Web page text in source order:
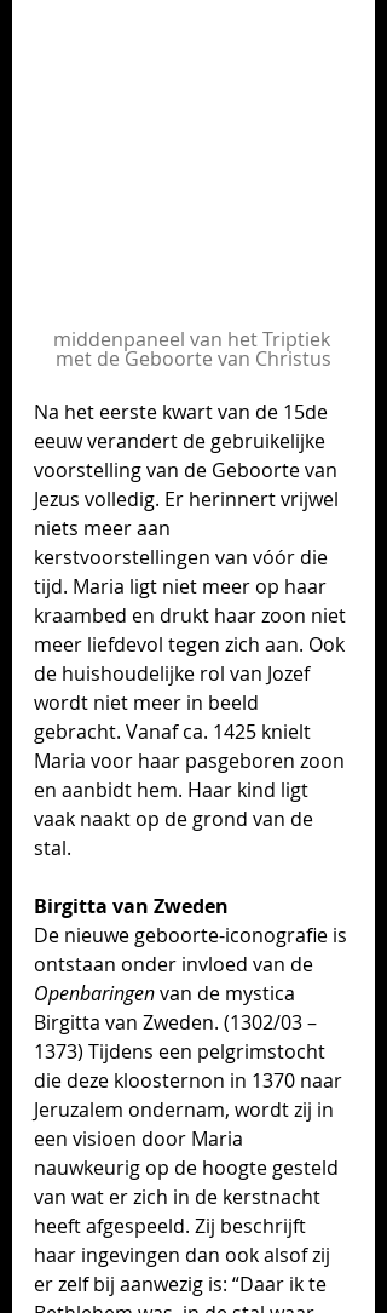
middenpaneel van het Triptiek
met de Geboorte van Christus
Na het eerste kwart van de 15de
eeuw verandert de gebruikelijke
voorstelling van de Geboorte van
Jezus volledig. Er herinnert vrijwel
niets meer aan
kerstvoorstellingen van vóór die
tijd. Maria ligt niet meer op haar
kraambed en drukt haar zoon niet
meer liefdevol tegen zich aan. Ook
de huishoudelijke rol van Jozef
wordt niet meer in beeld
gebracht. Vanaf ca. 1425 knielt
Maria voor haar pasgeboren zoon
en aanbidt hem. Haar kind ligt
vaak naakt op de grond van de
stal.
Birgitta van Zweden
De nieuwe geboorte-iconografie is
ontstaan onder invloed van de
Openbaringen van de mystica
Birgitta van Zweden. (1302/03 –
1373) Tijdens een pelgrimstocht
die deze kloosternon in 1370 naar
Jeruzalem ondernam, wordt zij in
een visioen door Maria
nauwkeurig op de hoogte gesteld
van wat er zich in de kerstnacht
heeft afgespeeld. Zij beschrijft
haar ingevingen dan ook alsof zij
er zelf bij aanwezig is: “Daar ik te